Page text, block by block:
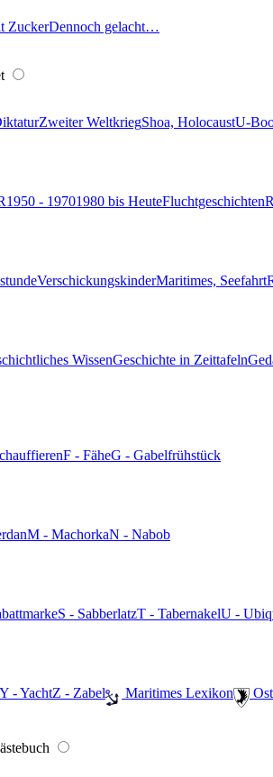
ZuckerDennoch gelacht…
Zweiter WeltkriegShoa, HolocaustU-
1950 - 19701980 bis HeuteFluchtgeschichten
VerschickungskinderMaritimes, Seefahrt
WissenGeschichte in Zeittafeln
F - FäheG - Gabelfrühstück
M - MachorkaN - Nabob
S - SabberlatzT - TabernakelU -
Y - YachtZ - Zabel ️ Maritimes Lexikon